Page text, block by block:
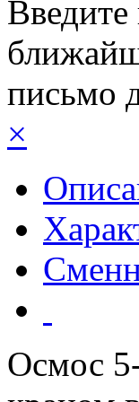
письмо
×
Осмос